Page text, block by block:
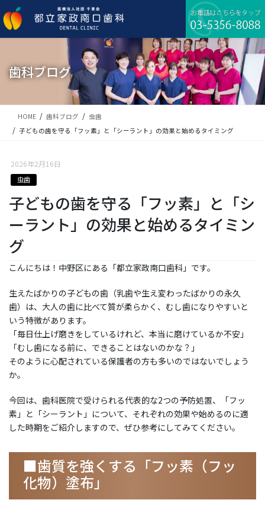
ン
テ
ビ
ゲ
移
歯科ブログ
HOME 歯科ブログ
虫歯
子どもの歯を守る「フッ素」と「シーラント」の効果と始めるタイミング
2026年2月16日
虫歯
子どもの歯を守る「フッ素」と「シ
ーラント」の効果と始めるタイミン
グ
こんにちは！中野区にある「都立家政南口歯科」です。
生えたばかりの子どもの歯（乳歯や生え変わったばかりの永久
歯）は、大人の歯に比べて質が柔らかく、むし歯になりやすいと
いう特徴があります。
「毎日仕上げ磨きをしているけれど、本当に磨けているか不安」
「むし歯になる前に、できることはないのかな？」
そのように心配されている保護者の方も多いのではないでしょう
か。
今回は、歯科医院で受けられる代表的な2つの予防処置、「フッ
素」と「シーラント」について、それぞれの効果や始めるのに適
した時期をご紹介しますので、ぜひ参考にしてみてください。
■歯質を強くする「フッ素（フッ
化物）塗布」